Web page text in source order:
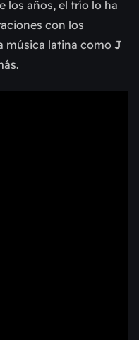
los años, el trío lo ha
con los
música latina como J